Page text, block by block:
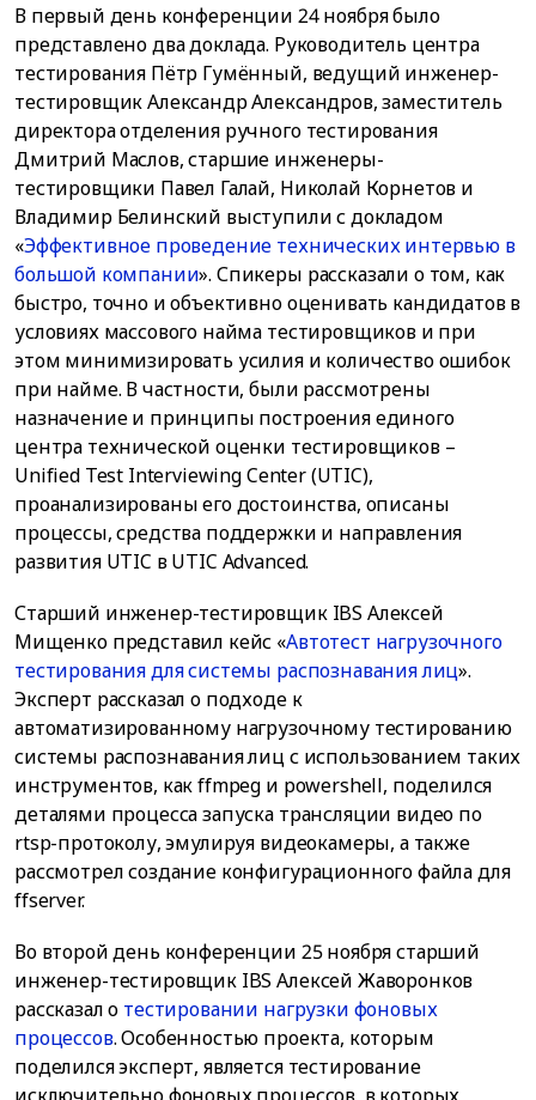
В первый день конференции 24 ноября было
представлено два доклада. Руководитель центра
тестирования Пётр Гумённый, ведущий инженер-
тестировщик Александр Александров, заместитель
директора отделения ручного тестирования
Дмитрий Маслов, старшие инженеры-
тестировщики Павел Галай, Николай Корнетов и
Владимир Белинский выступили с докладом
«Эффективное проведение технических интервью в
большой компании». Спикеры рассказали о том, как
быстро, точно и объективно оценивать кандидатов в
условиях массового найма тестировщиков и при
этом минимизировать усилия и количество ошибок
при найме. В частности, были рассмотрены
назначение и принципы построения единого
центра технической оценки тестировщиков –
Unified Test Interviewing Center (UTIC),
проанализированы его достоинства, описаны
процессы, средства поддержки и направления
развития UTIC в UTIC Advanced.
Старший инженер-тестировщик IBS Алексей
Мищенко представил кейс «Автотест нагрузочного
тестирования для системы распознавания лиц».
Эксперт рассказал о подходе к
автоматизированному нагрузочному тестированию
системы распознавания лиц с использованием таких
инструментов, как ffmpeg и powershell, поделился
деталями процесса запуска трансляции видео по
rtsp-протоколу, эмулируя видеокамеры, а также
рассмотрел создание конфигурационного файла для
ffserver.
Во второй день конференции 25 ноября старший
инженер-тестировщик IBS Алексей Жаворонков
рассказал о тестировании нагрузки фоновых
процессов. Особенностью проекта, которым
поделился эксперт, является тестирование